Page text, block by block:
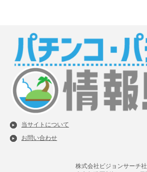
当サイトについて
お問い合わせ
株式会社ビジョンサーチ社